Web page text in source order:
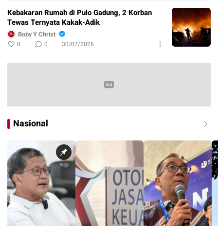
Kebakaran Rumah di Pulo Gadung, 2 Korban
Tewas Ternyata Kakak-Adik
Boby Y Christ
0 0 30/07/2026
Nasional